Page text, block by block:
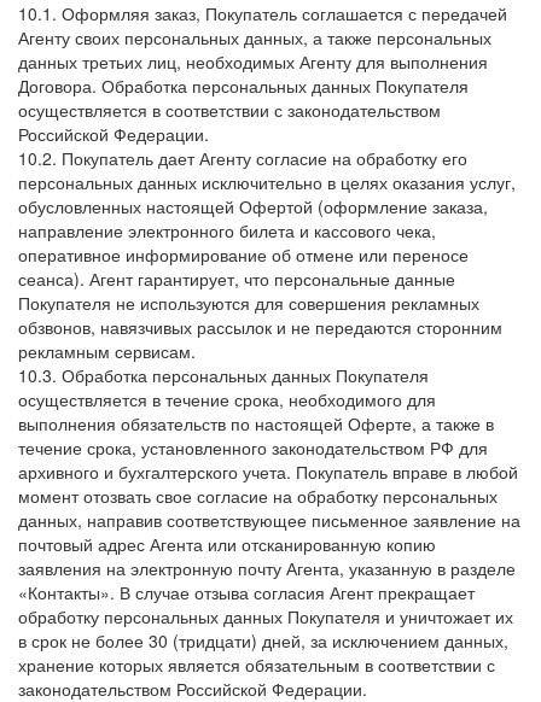
10.1. Оформляя заказ, Покупатель соглашается с передачей
Агенту своих персональных данных, а также персональных
данных третьих лиц, необходимых Агенту для выполнения
Договора. Обработка персональных данных Покупателя
осуществляется в соответствии с законодательством
Российской Федерации.
10.2. Покупатель дает Агенту согласие на обработку его
персональных данных исключительно в целях оказания услуг,
обусловленных настоящей Офертой (оформление заказа,
направление электронного билета и кассового чека,
оперативное информирование об отмене или переносе
сеанса). Агент гарантирует, что персональные данные
Покупателя не используются для совершения рекламных
обзвонов, навязчивых рассылок и не передаются сторонним
рекламным сервисам.
10.3. Обработка персональных данных Покупателя
осуществляется в течение срока, необходимого для
выполнения обязательств по настоящей Оферте, а также в
течение срока, установленного законодательством РФ для
архивного и бухгалтерского учета. Покупатель вправе в любой
момент отозвать свое согласие на обработку персональных
данных, направив соответствующее письменное заявление на
почтовый адрес Агента или отсканированную копию
заявления на электронную почту Агента, указанную в разделе
«Контакты». В случае отзыва согласия Агент прекращает
обработку персональных данных Покупателя и уничтожает их
в срок не более 30 (тридцати) дней, за исключением данных,
хранение которых является обязательным в соответствии с
законодательством Российской Федерации.